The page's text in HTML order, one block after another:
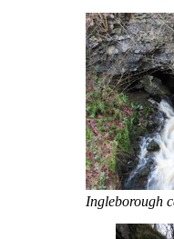
Ingleborough